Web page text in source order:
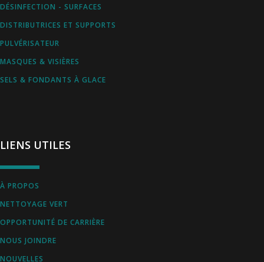
DÉSINFECTION - SURFACES
DISTRIBUTRICES ET SUPPORTS
PULVÉRISATEUR
MASQUES & VISIÈRES
SELS & FONDANTS À GLACE
LIENS UTILES
À PROPOS
NETTOYAGE VERT
OPPORTUNITÉ DE CARRIÈRE
NOUS JOINDRE
NOUVELLES